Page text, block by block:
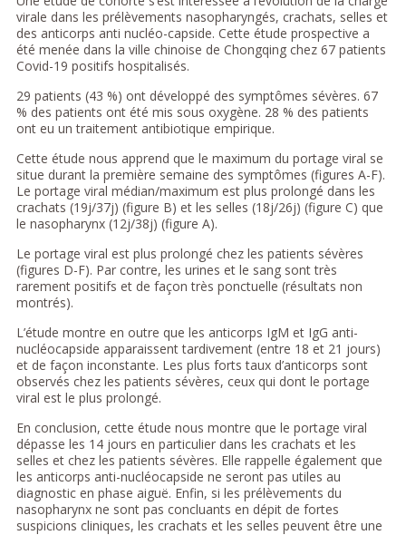
virale dans les prélèvements nasopharyngés, crachats, selles et
des anticorps anti nucléo-capside. Cette étude prospective a
été menée dans la ville chinoise de Chongqing chez 67 patients
Covid-19 positifs hospitalisés.
29 patients (43 %) ont développé des symptômes sévères. 67
% des patients ont été mis sous oxygène. 28 % des patients
ont eu un traitement antibiotique empirique.
Cette étude nous apprend que le maximum du portage viral se
situe durant la première semaine des symptômes (figures A-F).
Le portage viral médian/maximum est plus prolongé dans les
crachats (19j/37j) (figure B) et les selles (18j/26j) (figure C) que
le nasopharynx (12j/38j) (figure A).
Le portage viral est plus prolongé chez les patients sévères
(figures D-F). Par contre, les urines et le sang sont très
rarement positifs et de façon très ponctuelle (résultats non
montrés).
L’étude montre en outre que les anticorps IgM et IgG anti-
nucléocapside apparaissent tardivement (entre 18 et 21 jours)
et de façon inconstante. Les plus forts taux d’anticorps sont
observés chez les patients sévères, ceux qui dont le portage
viral est le plus prolongé.
En conclusion, cette étude nous montre que le portage viral
dépasse les 14 jours en particulier dans les crachats et les
selles et chez les patients sévères. Elle rappelle également que
les anticorps anti-nucléocapside ne seront pas utiles au
diagnostic en phase aiguë. Enfin, si les prélèvements du
nasopharynx ne sont pas concluants en dépit de fortes
suspicions cliniques, les crachats et les selles peuvent être une